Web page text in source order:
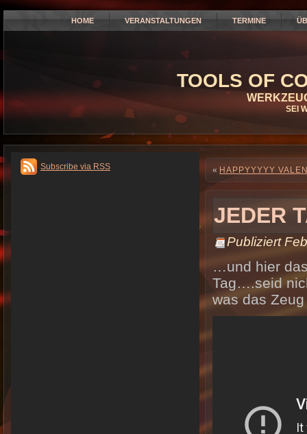
HOME VERANSTALTUNGEN TERMINE
TOOLS OF
SEI
Subscribe via RSS « HAPPYYYYY
JEDER
Publiziert
…und hier
Tag….seid
was das